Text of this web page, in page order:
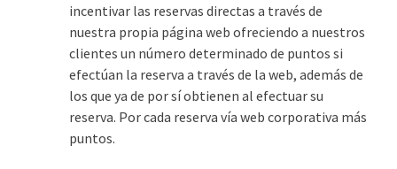
incentivar las reservas directas a través de
nuestra propia página web ofreciendo a nuestros
clientes un número determinado de puntos si
efectúan la reserva a través de la web, además de
los que ya de por sí obtienen al efectuar su
reserva. Por cada reserva vía web corporativa más
puntos.